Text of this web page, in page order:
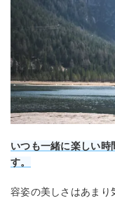
いつも一緒に楽しい
す。
容姿の美しさはあまり